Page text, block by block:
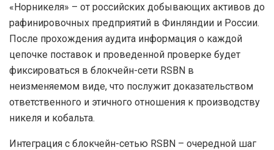
«Норникеля» – от российских добывающих активов до
рафинировочных предприятий в Финляндии и России.
После прохождения аудита информация о каждой
цепочке поставок и проведенной проверке будет
фиксироваться в блокчейн-сети RSBN в
неизменяемом виде, что послужит доказательством
ответственного и этичного отношения к производству
никеля и кобальта.
Интеграция с блокчейн-сетью RSBN – очередной шаг